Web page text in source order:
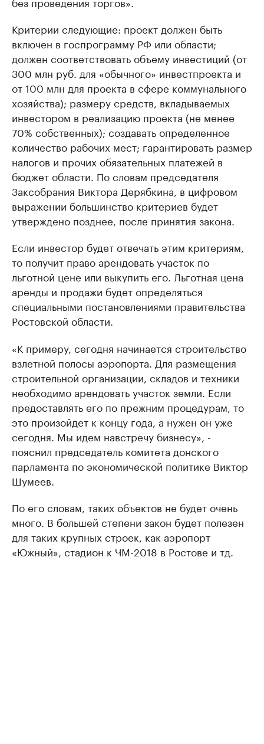
Критерии следующие: проект должен быть
включен в госпрограмму РФ или области;
должен соответствовать объему инвестиций (от
300 млн руб. для «обычного» инвестпроекта и
от 100 млн для проекта в сфере коммунального
хозяйства); размеру средств, вкладываемых
инвестором в реализацию проекта (не менее
70% собственных); создавать определенное
количество рабочих мест; гарантировать размер
налогов и прочих обязательных платежей в
бюджет области. По словам председателя
Заксобрания Виктора Дерябкина, в цифровом
выражении большинство критериев будет
утверждено позднее, после принятия закона.
Если инвестор будет отвечать этим критериям,
то получит право арендовать участок по
льготной цене или выкупить его. Льготная цена
аренды и продажи будет определяться
специальными постановлениями правительства
Ростовской области.
«К примеру, сегодня начинается строительство
взлетной полосы аэропорта. Для размещения
строительной организации, складов и техники
необходимо арендовать участок земли. Если
предоставлять его по прежним процедурам, то
это произойдет к концу года, а нужен он уже
сегодня. Мы идем навстречу бизнесу», -
пояснил председатель комитета донского
парламента по экономической политике Виктор
Шумеев.
По его словам, таких объектов не будет очень
много. В большей степени закон будет полезен
для таких крупных строек, как аэропорт
«Южный», стадион к ЧМ-2018 в Ростове и тд.